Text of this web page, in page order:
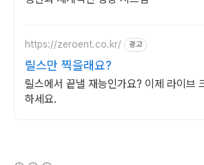
https://zeroent.co.kr/ 광고
릴스만 찍을래요?
릴스에서 끝낼 재능인가요? 이제 라이브
하세요.